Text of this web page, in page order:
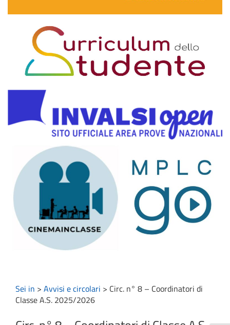
Sei in > Avvisi e circolari > Circ. n° 8 – Coordinatori di
Classe A.S. 2025/2026